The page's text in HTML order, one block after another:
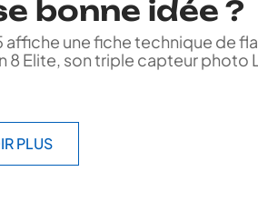
bonne idée ?
affiche une fiche technique de
8 Elite, son triple capteur photo
PLUS